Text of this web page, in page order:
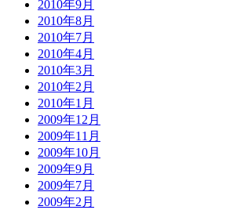
2010年9月
2010年8月
2010年7月
2010年4月
2010年3月
2010年2月
2010年1月
2009年12月
2009年11月
2009年10月
2009年9月
2009年7月
2009年2月